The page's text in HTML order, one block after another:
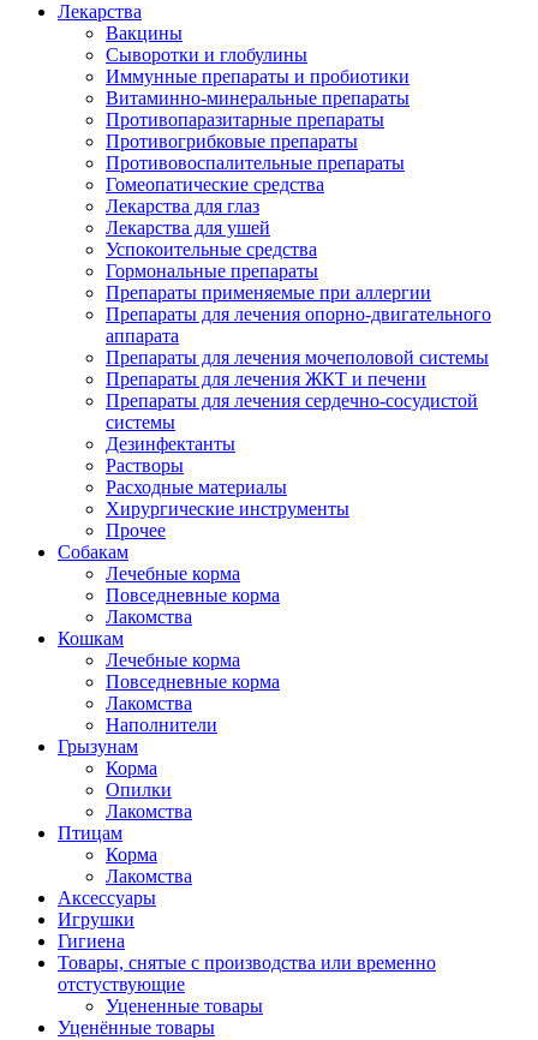
Лекарства
Вакцины
Сыворотки и глобулины
Иммунные препараты и пробиотики
Витаминно-минеральные препараты
Противопаразитарные препараты
Противогрибковые препараты
Противовоспалительные препараты
Гомеопатические средства
Лекарства для глаз
Лекарства для ушей
Успокоительные средства
Гормональные препараты
Препараты применяемые при аллергии
Препараты для лечения опорно-двигательного
аппарата
Препараты для лечения мочеполовой системы
Препараты для лечения ЖКТ и печени
Препараты для лечения сердечно-сосудистой
системы
Дезинфектанты
Растворы
Расходные материалы
Хирургические инструменты
Прочее
Собакам
Лечебные корма
Повседневные корма
Лакомства
Кошкам
Лечебные корма
Повседневные корма
Лакомства
Наполнители
Грызунам
Корма
Опилки
Лакомства
Птицам
Корма
Лакомства
Аксессуары
Игрушки
Гигиена
Товары, снятые с производства или временно
отстуствующие
Уцененные товары
Уценённые товары